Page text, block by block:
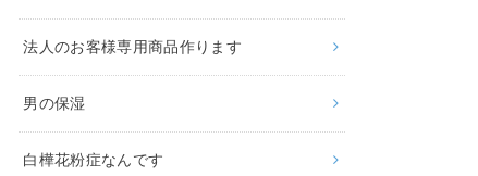
法人のお客様専用商品作ります
男の保湿
白樺花粉症なんです